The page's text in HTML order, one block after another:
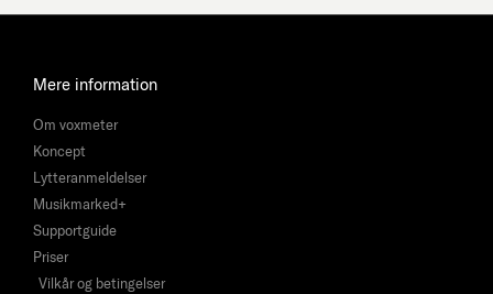
Mere information
Om voxmeter
Koncept
Lytteranmeldelser
Musikmarked+
Supportguide
Priser
Vilkår og betingelser